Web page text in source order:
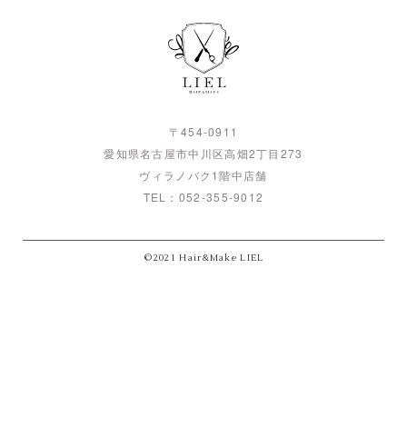
〒454-0911
愛知県名古屋市中川区高畑2丁目273
ヴィラノバク1階中店舗
TEL： 052-355-9012
©2021 Hair&Make LIEL